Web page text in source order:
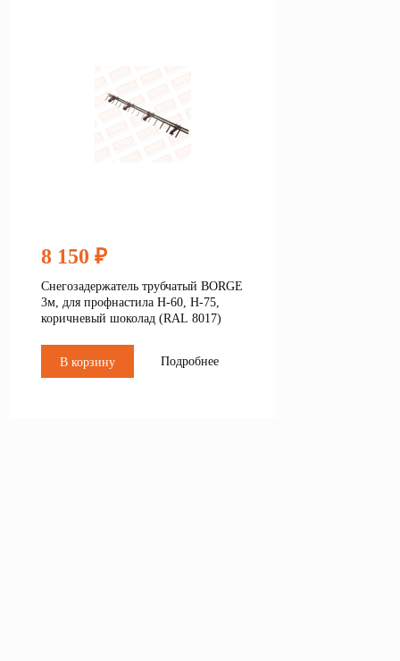
8 150 ₽
Снегозадержатель трубчатый BORGE
3м, для профнастила Н-60, Н-75,
коричневый шоколад (RAL 8017)
В корзину Подробнее